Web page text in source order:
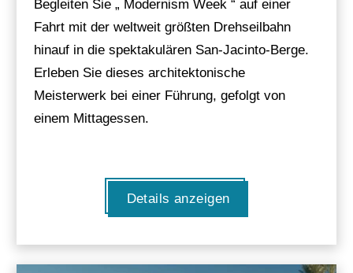
Begleiten Sie „ Modernism Week “ auf einer
Fahrt mit der weltweit größten Drehseilbahn
hinauf in die spektakulären San-Jacinto-Berge.
Erleben Sie dieses architektonische
Meisterwerk bei einer Führung, gefolgt von
einem Mittagessen.
Details anzeigen